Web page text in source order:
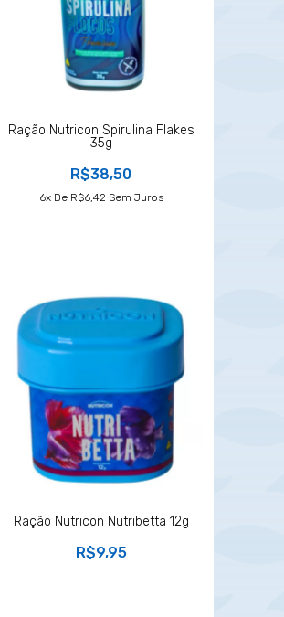
Ração Nutricon Spirulina Flakes
35g
R$38,50
6X De R$6,42 Sem Juros
Ração Nutricon Nutribetta 12g
R$9,95